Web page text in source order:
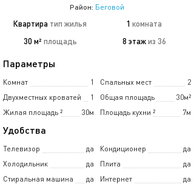
Район: Беговой
Квартира тип жилья 1 комната
30 м² площадь 8 этаж из 36
Параметры
Комнат 1 Спальных мест
2
Двухместных кроватей
1 Общая площадь
30м²
Жилая площадь
30м
² Площадь кухни 7м
²
Удобства
Телевизор да Кондиционер
да
Холодильник
да Плита
да
Стиральная машина
да Интернет да